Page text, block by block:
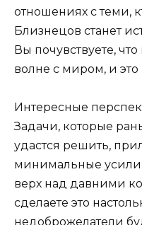
отношениях с теми,
Близнецов станет
Вы почувствуете,
волне с миром, и это
Интересные
Задачи, которые
удастся решить,
минимальные
верх над давними
сделаете это
недоброжелатели